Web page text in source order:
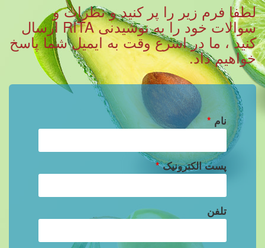
لطفا فرم زیر را پر کنید و نظرات و
سوالات خود را به نوشیدنی RITA ارسال
کنید ، ما در اسرع وقت به ایمیل شما پاسخ
خواهیم داد.
نام *
پست الکترونیک*
تلفن